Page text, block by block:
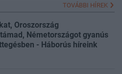
TOVÁBBI HÍREK
Oroszország
Németországot gyanús
- Háborús híreink